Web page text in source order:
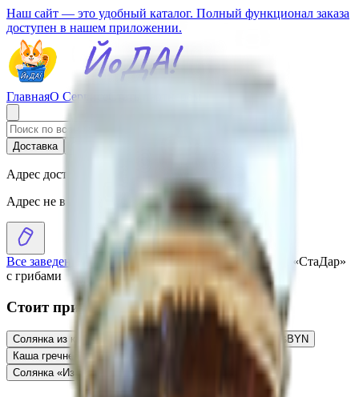
Наш сайт — это удобный каталог. Полный функционал заказа
доступен в нашем приложении.
ГлавнаяО Сервисе
Доставка
Адрес доставки
Адрес не выбран
Все заведения Каталог
Солянка из свежей капусты «СтаДар»
с грибами
Стоит присмотреться
Солянка из квашеной капусты «СтаДар» с грибами5.31 BYNBYN
Каша гречневая «СтаДар» с грибами
Солянка «Из квашеной капусты»